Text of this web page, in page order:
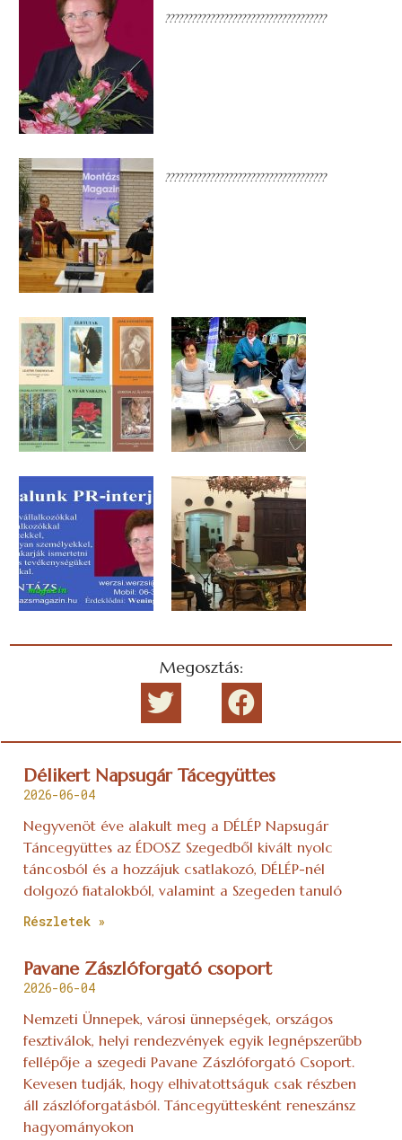
????????????????????????????????????
????????????????????????????????????
Megosztás:
Délikert Napsugár Tácegyüttes
2026-06-04
Negyvenöt éve alakult meg a DÉLÉP Napsugár
Táncegyüttes az ÉDOSZ Szegedből kivált nyolc
táncosból és a hozzájuk csatlakozó, DÉLÉP-nél
dolgozó fiatalokból, valamint a Szegeden tanuló
Részletek »
Pavane Zászlóforgató csoport
2026-06-04
Nemzeti Ünnepek, városi ünnepségek, országos
fesztiválok, helyi rendezvények egyik legnépszerűbb
fellépője a szegedi Pavane Zászlóforgató Csoport.
Kevesen tudják, hogy elhivatottságuk csak részben
áll zászlóforgatásból. Táncegyüttesként reneszánsz
hagyományokon